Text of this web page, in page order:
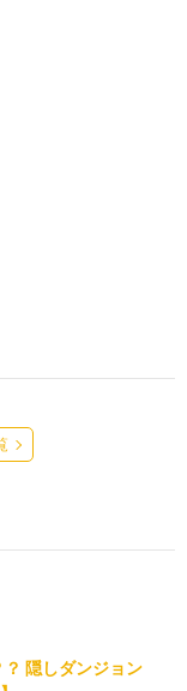
隠しダンジョン